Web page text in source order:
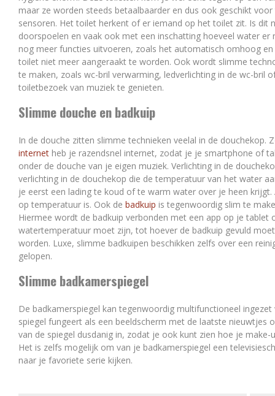
maar ze worden steeds betaalbaarder en dus ook geschikt
sensoren. Het toilet herkent of er iemand op het toilet zit. Is dit
doorspoelen en vaak ook met een inschatting hoeveel water
nog meer functies uitvoeren, zoals het automatisch omhoog
toilet niet meer aangeraakt te worden. Ook wordt slimme
te maken, zoals wc-bril verwarming, ledverlichting in de wc-bril
toiletbezoek van muziek te genieten.
Slimme douche en badkuip
In de douche zitten slimme technieken veelal in de douchekop.
internet heb je razendsnel internet, zodat je je smartphone of
onder de douche van je eigen muziek. Verlichting in de
verlichting in de douchekop die de temperatuur van het water
je eerst een lading te koud of te warm water over je heen
op temperatuur is. Ook de badkuip is tegenwoordig slim te
Hiermee wordt de badkuip verbonden met een app op je
watertemperatuur moet zijn, tot hoever de badkuip gevuld
worden. Luxe, slimme badkuipen beschikken zelfs over een
gelopen.
Slimme badkamerspiegel
De badkamerspiegel kan tegenwoordig multifunctioneel
spiegel fungeert als een beeldscherm met de laatste nieuwtjes
van de spiegel dusdanig in, zodat je ook kunt zien hoe je
Het is zelfs mogelijk om van je badkamerspiegel een
naar je favoriete serie kijken.